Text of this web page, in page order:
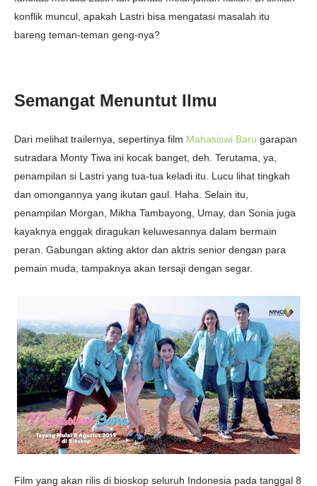
konflik muncul, apakah Lastri bisa mengatasi masalah itu
bareng teman-teman geng-nya?
Semangat Menuntut Ilmu
Dari melihat trailernya, sepertinya film Mahasiswi Baru garapan
sutradara Monty Tiwa ini kocak banget, deh. Terutama, ya,
penampilan si Lastri yang tua-tua keladi itu. Lucu lihat tingkah
dan omongannya yang ikutan gaul. Haha. Selain itu,
penampilan Morgan, Mikha Tambayong, Umay, dan Sonia juga
kayaknya enggak diragukan keluwesannya dalam bermain
peran. Gabungan akting aktor dan aktris senior dengan para
pemain muda, tampaknya akan tersaji dengan segar.
Film yang akan rilis di bioskop seluruh Indonesia pada tanggal 8